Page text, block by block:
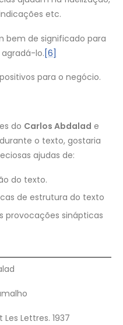
etc.
bem de significado para
lo. [6]
para o negócio.
do Carlos Abdalad e
o texto, gostaria
ajudas de:
do texto.
de estrutura do texto
provocações sinápticas
Lettres. 1937